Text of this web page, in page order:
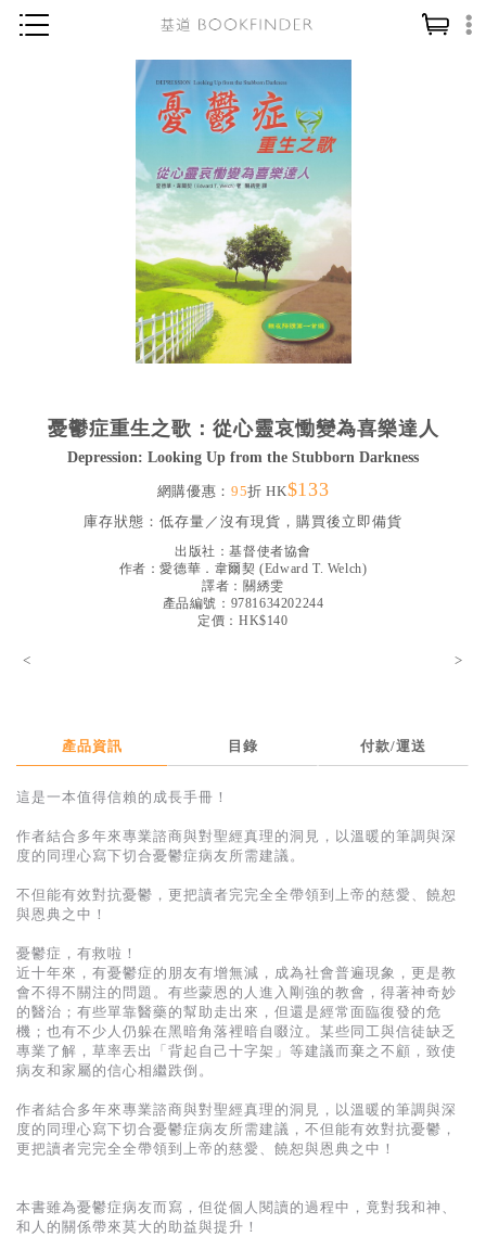
神學／教義
讀經／研經
聖經
信仰入門
教會歷史
靈修／禱告
信徒生活
教會事工
社會／倫理
哲學／宗教比較
得獎作品推介
英文二手書
精選英文書
基道 Top 50
憂鬱症重生之歌：從心靈哀慟變為喜樂達人
Depression: Looking Up from the Stubborn Darkness
網購優惠： 95折 HK$133
庫存狀態： 低存量／沒有現貨，購買後立即備貨
出版社：基督使者協會
作者：愛德華．韋爾契 (Edward T. Welch)
譯者： 關綉雯
產品編號：9781634202244
定價：HK$140
< >
產品資訊 目錄 付款/運送
這是一本值得信賴的成長手冊！
作者結合多年來專業諮商與對聖經真理的洞見，以溫暖的筆調與深
度的同理心寫下切合憂鬱症病友所需建議。
不但能有效對抗憂鬱，更把讀者完完全全帶領到上帝的慈愛、饒恕
與恩典之中！
憂鬱症，有救啦！
近十年來，有憂鬱症的朋友有增無減，成為社會普遍現象，更是教
會不得不關注的問題。有些蒙恩的人進入剛強的教會，得著神奇妙
的醫治；有些單靠醫藥的幫助走出來，但還是經常面臨復發的危
機；也有不少人仍躲在黑暗角落裡暗自啜泣。某些同工與信徒缺乏
專業了解，草率丟出「背起自己十字架」等建議而棄之不顧，致使
病友和家屬的信心相繼跌倒。
作者結合多年來專業諮商與對聖經真理的洞見，以溫暖的筆調與深
度的同理心寫下切合憂鬱症病友所需建議，不但能有效對抗憂鬱，
更把讀者完完全全帶領到上帝的慈愛、饒恕與恩典之中！
本書雖為憂鬱症病友而寫，但從個人閱讀的過程中，竟對我和神、
和人的關係帶來莫大的助益與提升！